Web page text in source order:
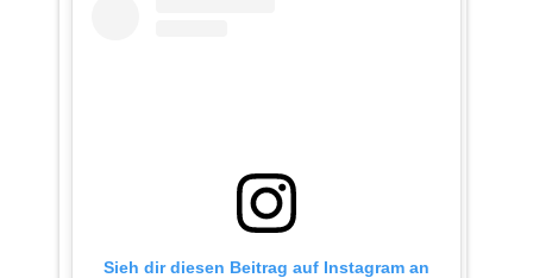
Sieh dir diesen Beitrag auf Instagram an